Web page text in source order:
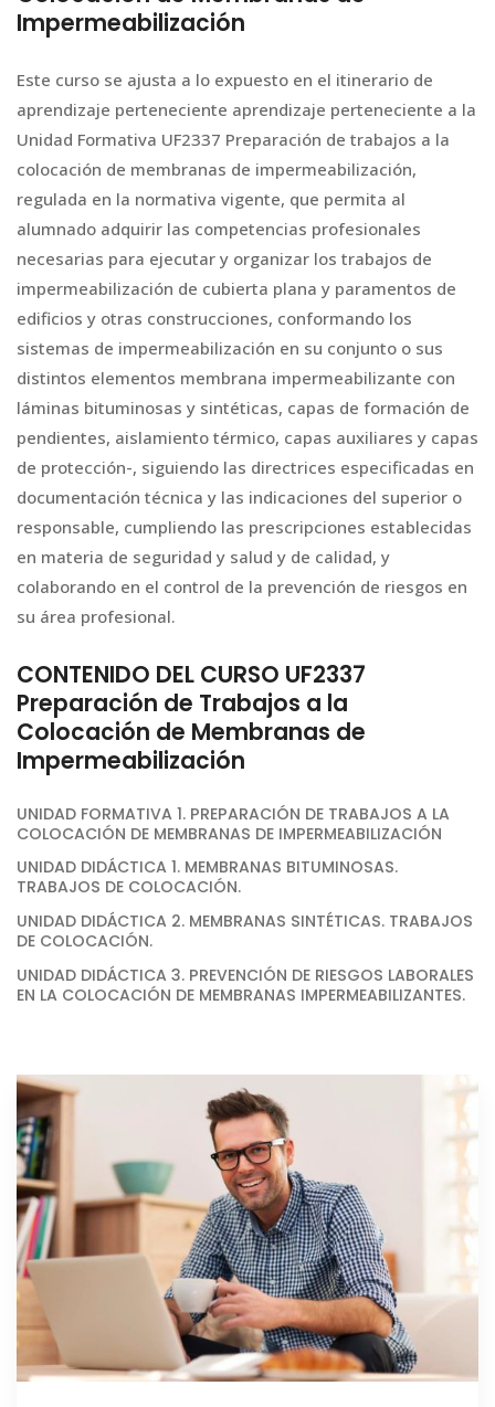
Impermeabilización
Este curso se ajusta a lo expuesto en el itinerario de
aprendizaje perteneciente aprendizaje perteneciente a la
Unidad Formativa UF2337 Preparación de trabajos a la
colocación de membranas de impermeabilización,
regulada en la normativa vigente, que permita al
alumnado adquirir las competencias profesionales
necesarias para ejecutar y organizar los trabajos de
impermeabilización de cubierta plana y paramentos de
edificios y otras construcciones, conformando los
sistemas de impermeabilización en su conjunto o sus
distintos elementos membrana impermeabilizante con
láminas bituminosas y sintéticas, capas de formación de
pendientes, aislamiento térmico, capas auxiliares y capas
de protección-, siguiendo las directrices especificadas en
documentación técnica y las indicaciones del superior o
responsable, cumpliendo las prescripciones establecidas
en materia de seguridad y salud y de calidad, y
colaborando en el control de la prevención de riesgos en
su área profesional.
CONTENIDO DEL CURSO UF2337
Preparación de Trabajos a la
Colocación de Membranas de
Impermeabilización
UNIDAD FORMATIVA 1. PREPARACIÓN DE TRABAJOS A LA
COLOCACIÓN DE MEMBRANAS DE IMPERMEABILIZACIÓN
UNIDAD DIDÁCTICA 1. MEMBRANAS BITUMINOSAS.
TRABAJOS DE COLOCACIÓN.
UNIDAD DIDÁCTICA 2. MEMBRANAS SINTÉTICAS. TRABAJOS
DE COLOCACIÓN.
UNIDAD DIDÁCTICA 3. PREVENCIÓN DE RIESGOS LABORALES
EN LA COLOCACIÓN DE MEMBRANAS IMPERMEABILIZANTES.